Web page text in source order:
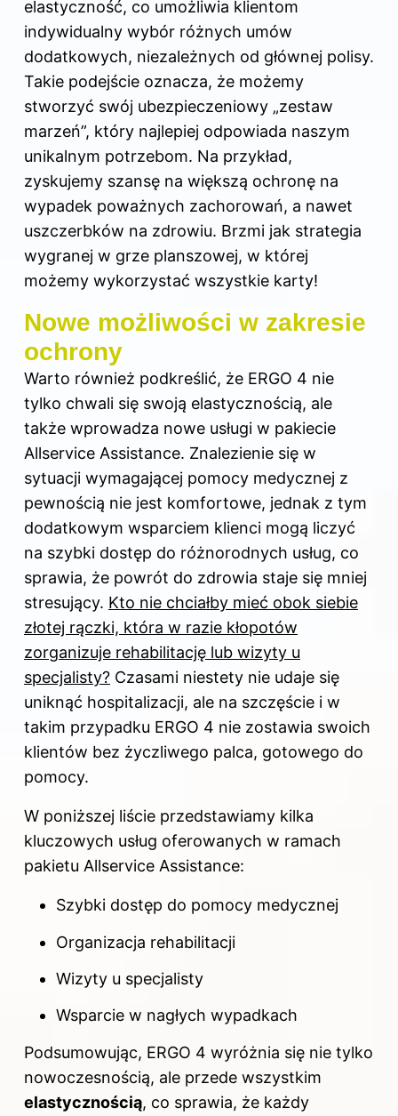
elastyczność, co umożliwia klientom
indywidualny wybór różnych umów
dodatkowych, niezależnych od głównej polisy.
Takie podejście oznacza, że możemy
stworzyć swój ubezpieczeniowy „zestaw
marzeń”, który najlepiej odpowiada naszym
unikalnym potrzebom. Na przykład,
zyskujemy szansę na większą ochronę na
wypadek poważnych zachorowań, a nawet
uszczerbków na zdrowiu. Brzmi jak strategia
wygranej w grze planszowej, w której
możemy wykorzystać wszystkie karty!
Nowe możliwości w zakresie
ochrony
Warto również podkreślić, że ERGO 4 nie
tylko chwali się swoją elastycznością, ale
także wprowadza nowe usługi w pakiecie
Allservice Assistance. Znalezienie się w
sytuacji wymagającej pomocy medycznej z
pewnością nie jest komfortowe, jednak z tym
dodatkowym wsparciem klienci mogą liczyć
na szybki dostęp do różnorodnych usług, co
sprawia, że powrót do zdrowia staje się mniej
stresujący. Kto nie chciałby mieć obok siebie
złotej rączki, która w razie kłopotów
zorganizuje rehabilitację lub wizyty u
specjalisty? Czasami niestety nie udaje się
uniknąć hospitalizacji, ale na szczęście i w
takim przypadku ERGO 4 nie zostawia swoich
klientów bez życzliwego palca, gotowego do
pomocy.
W poniższej liście przedstawiamy kilka
kluczowych usług oferowanych w ramach
pakietu Allservice Assistance:
Szybki dostęp do pomocy medycznej
Organizacja rehabilitacji
Wizyty u specjalisty
Wsparcie w nagłych wypadkach
Podsumowując, ERGO 4 wyróżnia się nie tylko
nowoczesnością, ale przede wszystkim
elastycznością, co sprawia, że każdy